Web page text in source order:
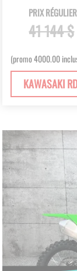
PRIX RÉGULIER
41 144 $
(promo 4000.00
KAWASAKI